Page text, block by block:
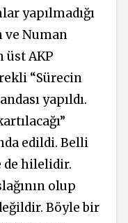
yapılmadığı
ve Numan
üst AKP
“Sürecin
yapıldı.
edildi. Belli
de hilelidir.
olup
Böyle bir